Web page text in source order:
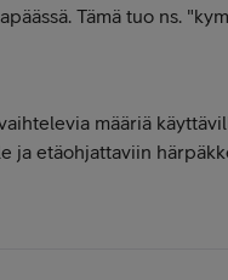
Tämä tuo ns.
määriä
ja etäohjattaviin